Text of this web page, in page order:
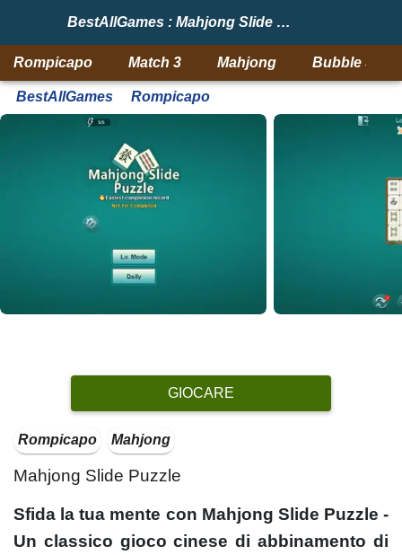
BestAllGames : Mahjong Slide Puzzle
Rompicapo Match 3 Mahjong Bubble
BestAllGames Rompicapo
GIOCARE
Rompicapo Mahjong
Mahjong Slide Puzzle
Sfida la tua mente con Mahjong Slide Puzzle -
Un classico gioco cinese di abbinamento di